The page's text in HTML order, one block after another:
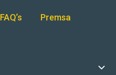
FAQ’s
Premsa